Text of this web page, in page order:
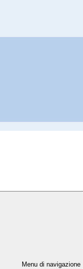
Menu di navigazione